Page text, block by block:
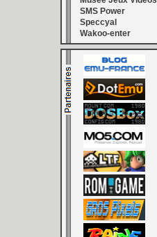
SMS Power
Speccyal
Wakoo-enter